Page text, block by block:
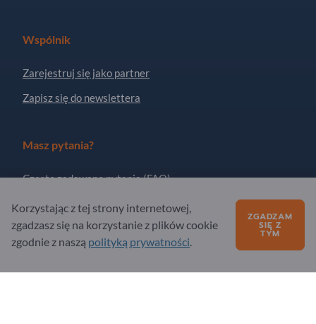
Wspólnik
Zarejestruj się jako partner
Zapisz się do newslettera
Masz pytania?
Często zadawane pytania (FAQ)
Nasza oferta usług
O nas
Pytanie do Exportpages
Korzystając z tej strony internetowej,
zgadzasz się na korzystanie z plików cookie
zgodnie z naszą polityką prywatności.
ZGADZAM
SIĘ Z
TYM